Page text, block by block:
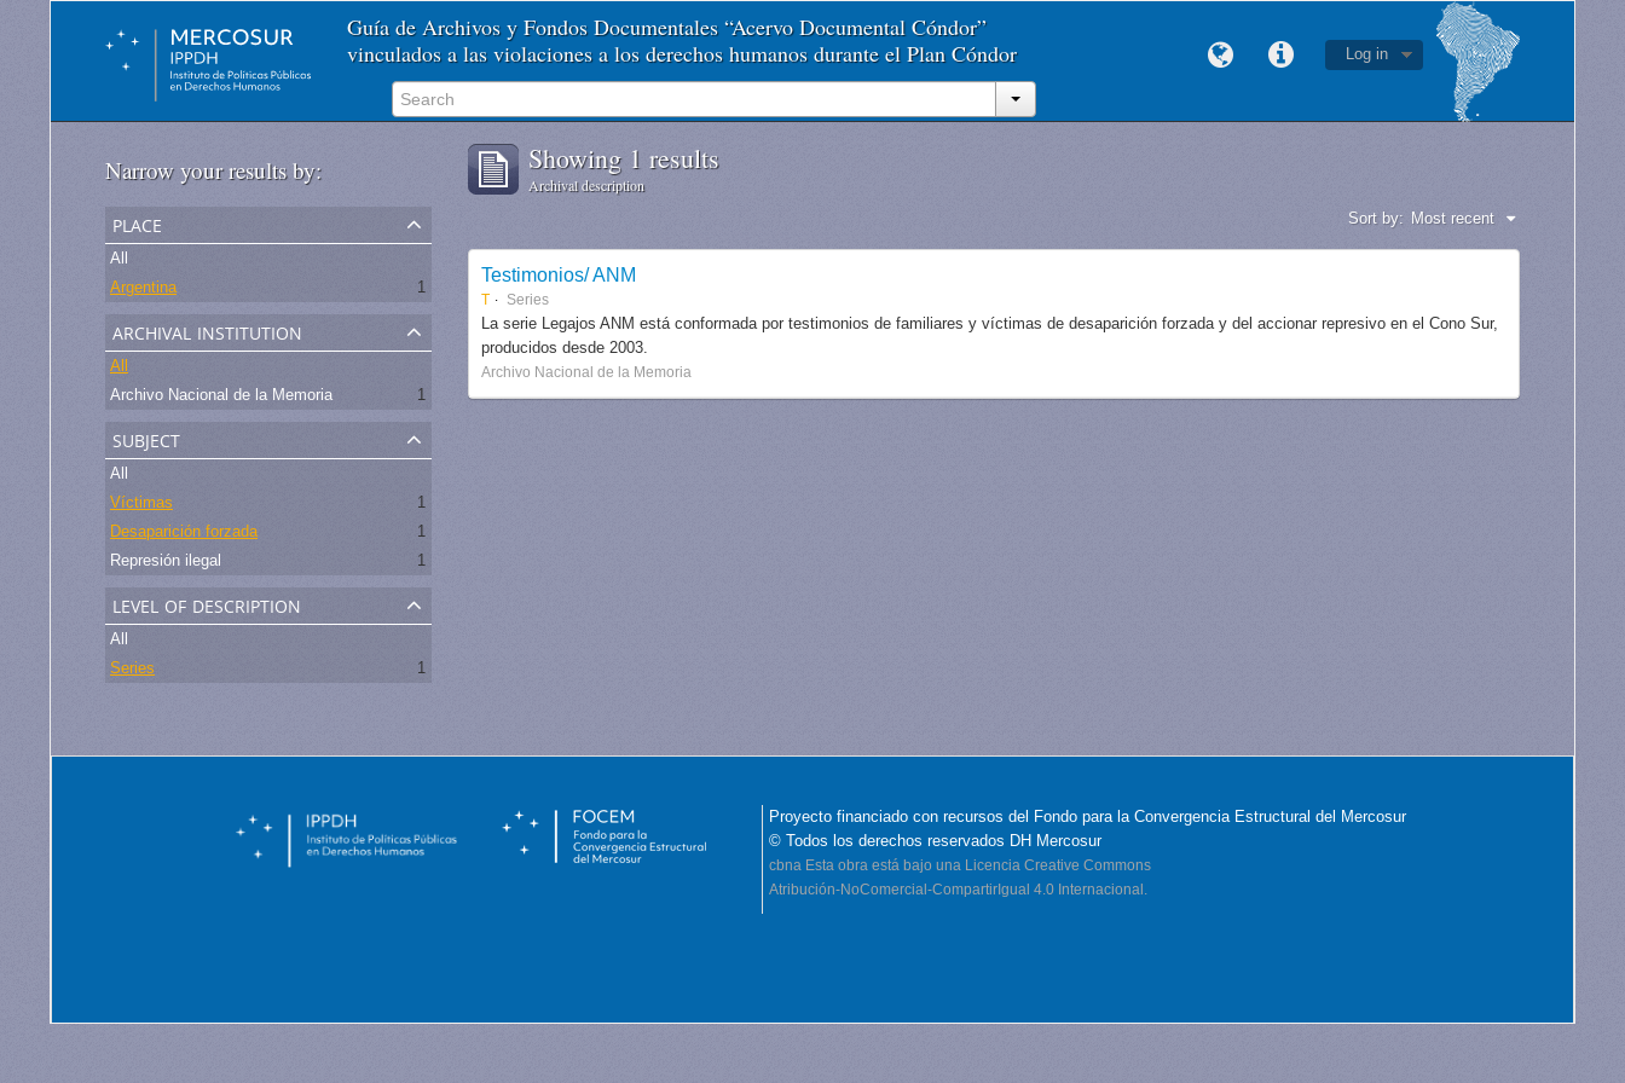
Guía de Archivos y Fondos Documentales “Acervo Documental Cóndor”
vinculados a las violaciones a los derechos humanos durante el Plan Cóndor
Log in
Narrow your results by:
place
All
Argentina
1
archival institution
All
Archivo Nacional de la Memoria
1
subject
All
Víctimas
1
Desaparición forzada
1
Represión ilegal
1
level of description
All
Series
1
Showing 1 results
Archival description
Sort by: Most recent
Testimonios/ ANM
T Series
La serie Legajos ANM está conformada por testimonios de familiares y víctimas de desaparición forzada y del accionar represivo en el Cono Sur,
producidos desde 2003.
Archivo Nacional de la Memoria
Proyecto financiado con recursos del Fondo para la Convergencia Estructural del Mercosur
© Todos los derechos reservados DH Mercosur
cbna Esta obra está bajo una Licencia Creative Commons
Atribución-NoComercial-CompartirIgual 4.0 Internacional.